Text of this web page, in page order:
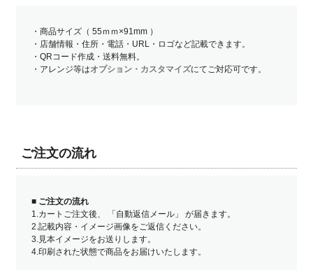
・商品サイズ（ 55ｍｍ×91mm ）
・店舗情報・住所・電話・URL・ロゴなど記載できます。
・QRコード作成・送料無料。
・アレンジ等はオプション・カスタマイズにてご対応可です。
ご注文の流れ
■ ご注文の流れ
1.カートご注文後、 「自動返信メール」 が届きます。
2.記載内容・イメージ画像をご返信ください。
3.見本イメージをお送りします。
4.印刷された状態で商品をお届けいたします。